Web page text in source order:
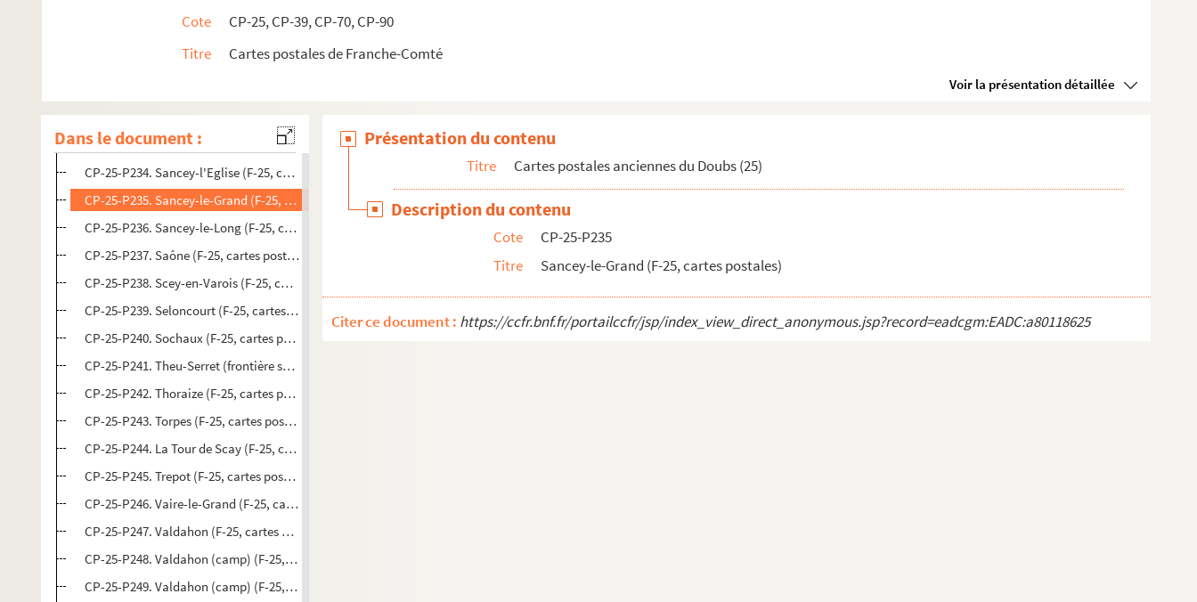
Cote
CP-25, CP-39, CP-70, CP-90
Titre
Cartes postales de Franche-Comté
Voir la présentation détaillée
Dans le document :
CP-25-P229. Saint-Hippolyte (F-25, cartes postales)
CP-25-P230. Saint-Hippolyte (service automobile) (F-25, cartes postales)
CP-25-P232. Saint-Point (lac) (F-25, cartes postales)
CP-25-P233. Saint-Vit (F-25, cartes postales)
CP-25-P234. Sancey-l'Eglise (F-25, cartes postales)
CP-25-P235. Sancey-le-Grand (F-25, cartes postales)
CP-25-P236. Sancey-le-Long (F-25, cartes postales)
CP-25-P237. Saône (F-25, cartes postales)
CP-25-P238. Scey-en-Varois (F-25, cartes postales)
CP-25-P239. Seloncourt (F-25, cartes postales)
CP-25-P240. Sochaux (F-25, cartes postales)
CP-25-P241. Theu-Serret (frontière suisse) (F-25, cartes postales)
CP-25-P242. Thoraize (F-25, cartes postales)
CP-25-P243. Torpes (F-25, cartes postales)
CP-25-P244. La Tour de Scay (F-25, cartes postales)
CP-25-P245. Trepot (F-25, cartes postales)
CP-25-P246. Vaire-le-Grand (F-25, cartes postales)
CP-25-P247. Valdahon (F-25, cartes postales)
CP-25-P248. Valdahon (camp) (F-25, cartes postales)
CP-25-P249. Valdahon (camp) (F-25, cartes postales)
Présentation du contenu
Titre Cartes postales anciennes du Doubs (25)
Description du contenu
Cote
CP-25-P235
Titre
Sancey-le-Grand (F-25, cartes postales)
Citer ce document : https://ccfr.bnf.fr/portailccfr/jsp/index_view_direct_anonymous.jsp?record=eadcgm:EADC:a80118625